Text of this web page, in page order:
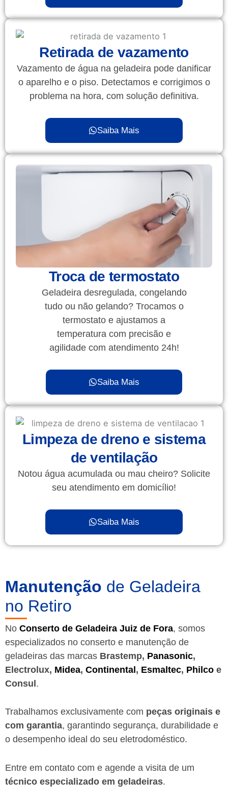
Retirada de vazamento
Vazamento de água na geladeira pode danificar
o aparelho e o piso. Detectamos e corrigimos o
problema na hora, com solução definitiva.
Saiba Mais
Troca de termostato
Geladeira desregulada, congelando
tudo ou não gelando? Trocamos o
termostato e ajustamos a
temperatura com precisão e
agilidade com atendimento 24h!
Saiba Mais
Limpeza de dreno e sistema
de ventilação
Notou água acumulada ou mau cheiro? Solicite
seu atendimento em domicílio!
Saiba Mais
Manutenção de Geladeira
no Retiro
No Conserto de Geladeira Juiz de Fora, somos
especializados no conserto e manutenção de
geladeiras das marcas Brastemp, Panasonic,
Electrolux, Midea, Continental, Esmaltec, Philco e
Consul.
Trabalhamos exclusivamente com peças originais e
com garantia, garantindo segurança, durabilidade e
o desempenho ideal do seu eletrodoméstico.
Entre em contato com e agende a visita de um
técnico especializado em geladeiras.